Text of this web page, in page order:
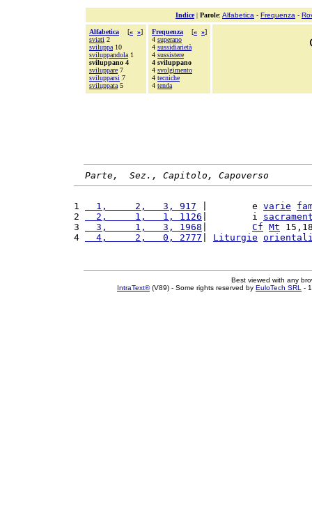
Indice| Parole: Alfabetica - Frequenza -
Alfabetica [« »]
sviati 2
sviluppa 10
sviluppandola 1
sviluppano 4
sviluppare 7
svilupparsi 7
sviluppata 5
Frequenza [« »]
4 superano
4 sussidiarietà
4 sussistere
4 sviluppano
4 svolgimento
4 tecniche
4 tenda
Parte,  Sez., Capitolo, Capoverso
1
  1,     2,   3, 917
|        e varie
2
  2,     1,   1, 1126
|        i
3
  3,     1,   3, 1968
Cf Mt
4
  4,     2,   0, 2777
Liturgie
Best viewed with any
IntraText®(V89) - Some rights reserved by EuloTech SRL -